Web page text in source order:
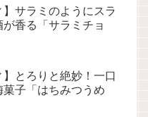
】サラミのようにスラ
が香る「サラミチョ
】とろりと絶妙！一口
菓子「はちみつうめ